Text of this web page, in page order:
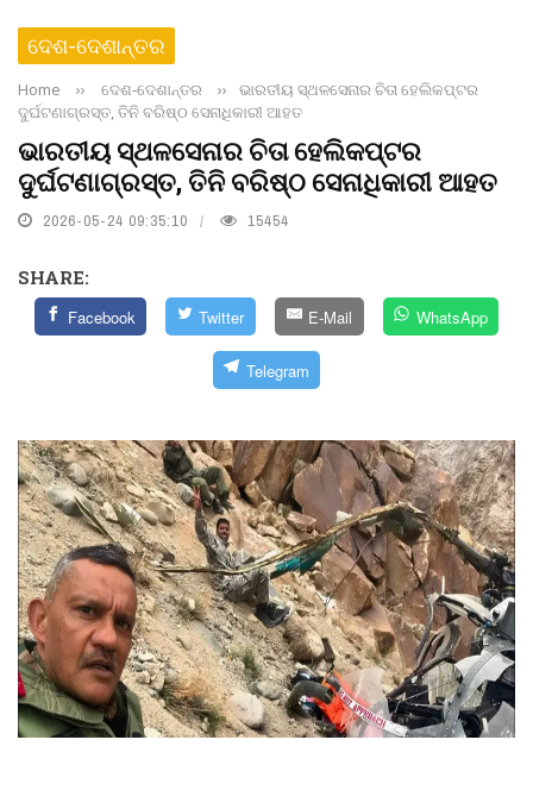
ଦେଶ-ଦେଶାନ୍ତର
Home ›› ଦେଶ-ଦେଶାନ୍ତର ››
ଭାରତୀୟ ସ୍ଥଳସେନାର ଚିତା ହେଲିକପ୍ଟର
ଦୁର୍ଘଟଣାଗ୍ରସ୍ତ, ତିନି ବରିଷ୍ଠ ସେନାଧିକାରୀ ଆହତ
ଭାରତୀୟ ସ୍ଥଳସେନାର ଚିତା ହେଲିକପ୍ଟର
ଦୁର୍ଘଟଣାଗ୍ରସ୍ତ, ତିନି ବରିଷ୍ଠ ସେନାଧିକାରୀ ଆହତ
2026-05-24 09:35:10 15454
SHARE:
Facebook Twitter E-Mail WhatsApp
Telegram